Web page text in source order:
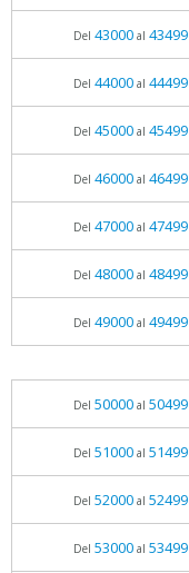
Del 43000al 43499
Del 44000al 44499
Del 45000al 45499
Del 46000al 46499
Del 47000al 47499
Del 48000al 48499
Del 49000al 49499
Del 50000al 50499
Del 51000al 51499
Del 52000al 52499
Del 53000al 53499